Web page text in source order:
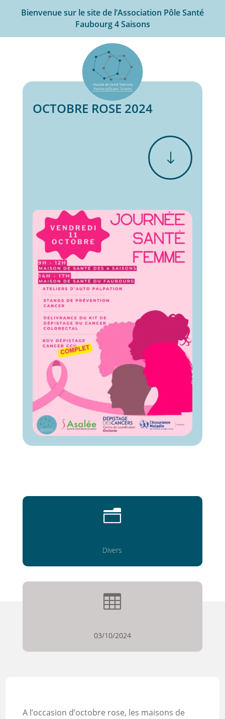
Bienvenue sur le site de l’Association Pôle Santé
Faubourg 4 Saisons
OCTOBRE ROSE 2024
"
n
Divers

03/10/2024
A l’occasion d’octobre rose, les maisons de